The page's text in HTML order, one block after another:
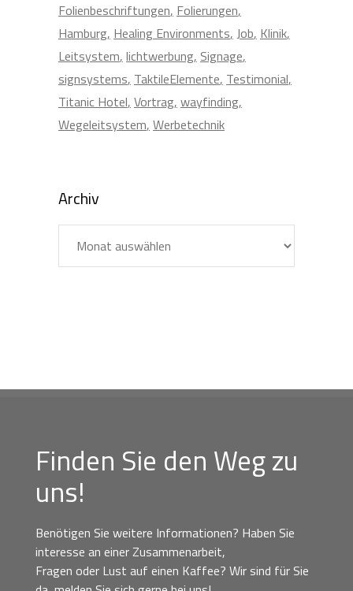
Folienbeschriftungen Folierungen
Hamburg Healing Environments Job Klinik
Leitsystem lichtwerbung Signage
signsystems TaktileElemente Testimonial
Titanic Hotel Vortrag wayfinding
Wegeleitsystem Werbetechnik
Archiv
Finden Sie den Weg zu
uns!
Benötigen Sie weitere Informationen? Haben Sie
interesse an einer Zusammenarbeit,
Fragen oder Lust auf einen Kaffee? Wir sind für Sie